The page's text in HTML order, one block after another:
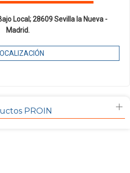
Local; 28609 Sevilla la Nueva -
Madrid.
PROIN